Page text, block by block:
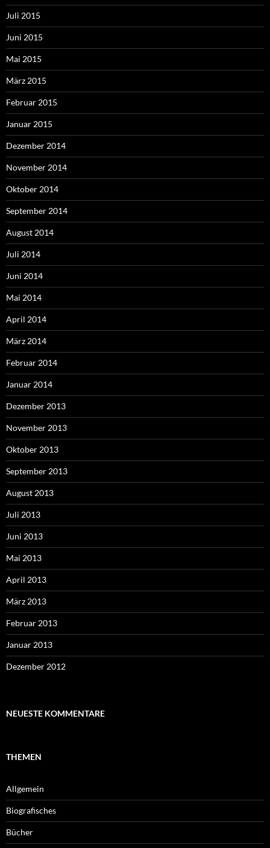
Juli 2015
Juni 2015
Mai 2015
März 2015
Februar 2015
Januar 2015
Dezember 2014
November 2014
Oktober 2014
September 2014
August 2014
Juli 2014
Juni 2014
Mai 2014
April 2014
März 2014
Februar 2014
Januar 2014
Dezember 2013
November 2013
Oktober 2013
September 2013
August 2013
Juli 2013
Juni 2013
Mai 2013
April 2013
März 2013
Februar 2013
Januar 2013
Dezember 2012
NEUESTE KOMMENTARE
THEMEN
Allgemein
Biografisches
Bücher